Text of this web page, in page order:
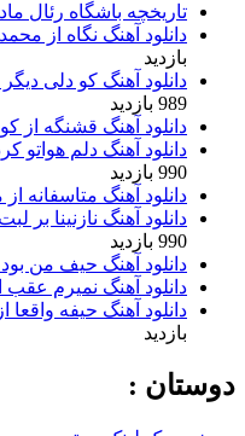
تاریخچه باشگاه رئال
دانلود آهنگ نگاه از
بازدید
دانلود آهنگ کو دلی
989 بازدید
دانلود آهنگ قشنگه از
دانلود آهنگ دلم هواتو
990 بازدید
دانلود آهنگ متاسفانه
دانلود آهنگ نازنینا
990 بازدید
دانلود آهنگ حیف من بود
دانلود آهنگ نمیرم عقب
دانلود آهنگ حیفه واقعا
بازدید
دوستان :